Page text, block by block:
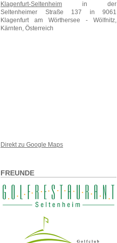
Klagenfurt-Seltenheim in der
Seltenheimer Straße 137 in 9061
Klagenfurt am Wörthersee - Wölfnitz,
Kärnten, Österreich
Direkt zu Google Maps
FREUNDE